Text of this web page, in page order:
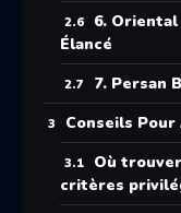
6. Oriental
Élancé
7. Persan
Conseils Pour
Où
critères